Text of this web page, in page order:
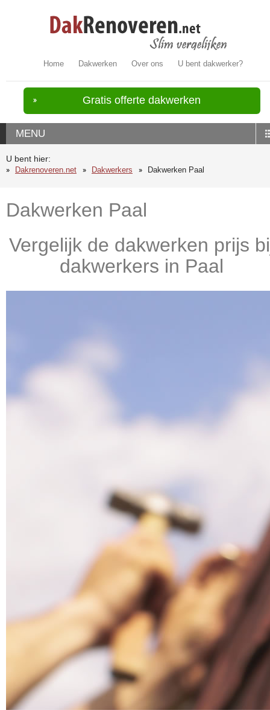
Home Dakwerken Over ons U bent dakwerker?
Gratis offerte dakwerken
MENU
U bent hier:
Dakrenoveren.net
Dakwerkers Dakwerken Paal
Dakwerken Paal
Vergelijk de dakwerken prijs
dakwerkers in Paal